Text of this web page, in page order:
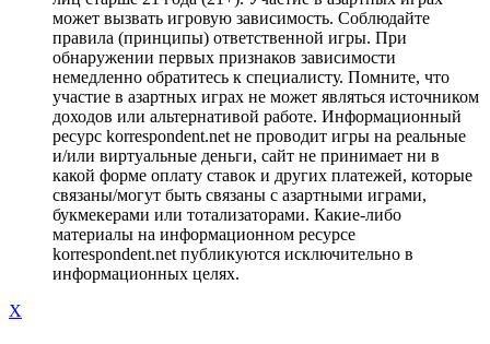
может вызвать игровую зависимость. Соблюдайте
правила (принципы) ответственной игры. При
обнаружении первых признаков зависимости
немедленно обратитесь к специалисту. Помните, что
участие в азартных играх не может являться источником
доходов или альтернативой работе. Информационный
ресурс korrespondent.net не проводит игры на реальные
и/или виртуальные деньги, сайт не принимает ни в
какой форме оплату ставок и других платежей, которые
связаны/могут быть связаны с азартными играми,
букмекерами или тотализаторами. Какие-либо
материалы на информационном ресурсе
korrespondent.net публикуются исключительно в
информационных целях.
X